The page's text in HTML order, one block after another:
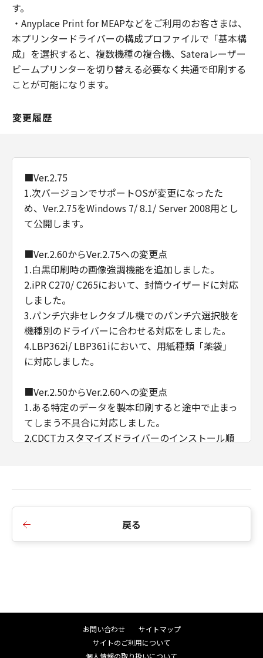
す。
・Anyplace Print for MEAPなどをご利用のお客さまは、
本プリンタードライバーの構成プロファイルで「基本構
成」を選択すると、複数機種の複合機、Sateraレーザー
ビームプリンターを切り替える必要なく共通で印刷する
ことが可能になります。
変更履歴
■Ver.2.75
1.次バージョンでサポートOSが変更になったた
め、Ver.2.75をWindows 7/ 8.1/ Server 2008用とし
て公開します。
■Ver.2.60からVer.2.75への変更点
1.白黒印刷時の画像強調機能を追加しました。
2.iPR C270/ C265において、封筒ウイザードに対応
しました。
3.パンチ穴非セレクタブル機でのパンチ穴選択肢を
機種別のドライバーに合わせる対応をしました。
4.LBP362i/ LBP361iにおいて、用紙種類「薬袋」
に対応しました。
■Ver.2.50からVer.2.60への変更点
1.ある特定のデータを製本印刷すると途中で止まっ
てしまう不具合に対応しました。
2.CDCTカスタマイズドライバーのインストール順
1.インストーラーのダイアログ背景画像、アイコン
を変更しました。
5.イメージモード印刷時にオートカラー処理方式を
戻る
お問い合わせ
サイトマップ
サイトのご利用について
個人情報の取り扱いについて